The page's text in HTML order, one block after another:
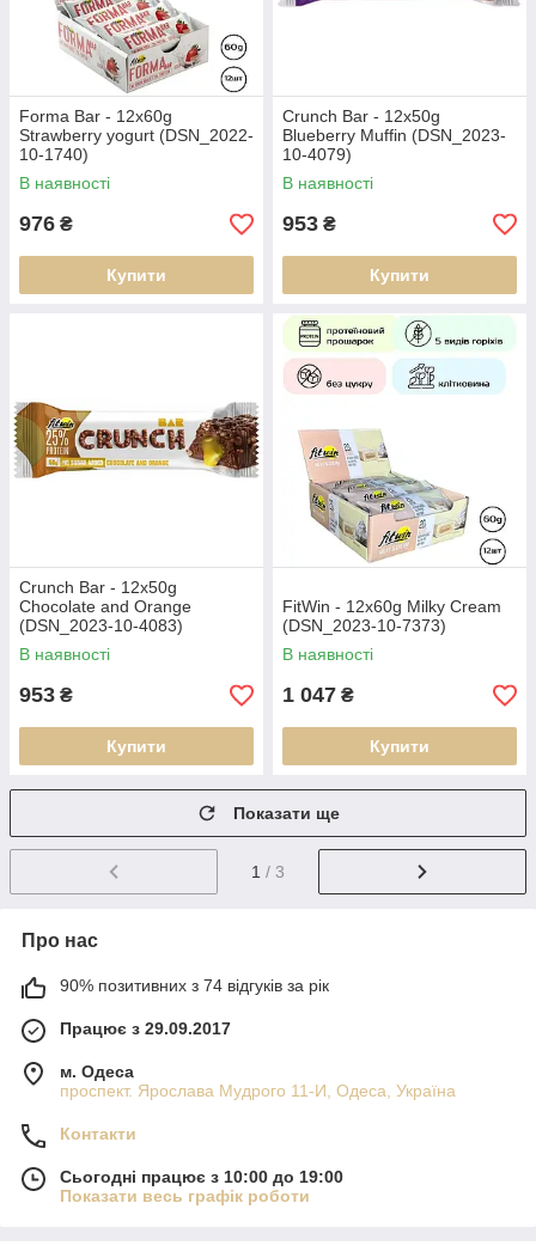
Forma Bar - 12x60g
Strawberry yogurt (DSN_2022-
10-1740)
В наявності
976 ₴
Купити
Crunch Bar - 12x50g
Blueberry Muffin (DSN_2023-
10-4079)
В наявності
953 ₴
Купити
Crunch Bar - 12x50g
Chocolate and Orange
(DSN_2023-10-4083)
В наявності
953 ₴
Купити
FitWin - 12x60g Milky Cream
(DSN_2023-10-7373)
В наявності
1 047 ₴
Купити
Показати ще
1 / 3
Про нас
90% позитивних з 74 відгуків за рік
Працює з 29.09.2017
м. Одеса
проспект. Ярослава Мудрого 11-И, Одеса, Україна
Контакти
Сьогодні працює з 10:00 до 19:00
Показати весь графік роботи